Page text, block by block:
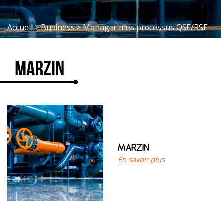
Accueil>Business>Manager mes processus QSE/RSE
MARZIN
MARZIN
En savoir plus